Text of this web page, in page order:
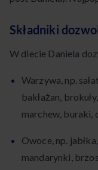
Składniki
W diecie Daniela
Warzywa, np.
bakłażan,
marchew, buraki,
Owoce, np.
mandarynki,